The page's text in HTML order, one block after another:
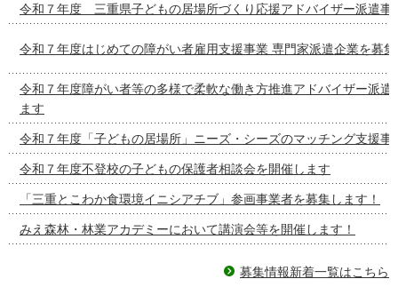
令和７年度 三重県子どもの居場所づくり応援アドバイザー派遣事
令和７年度はじめての障がい者雇用支援事業 専門家派遣企業を募
令和７年度障がい者等の多様で柔軟な働き方推進アドバイザー派遣
ます
令和７年度「子どもの居場所」ニーズ・シーズのマッチング支援事
令和７年度不登校の子どもの保護者相談会を開催します
「三重とこわか食環境イニシアチブ」参画事業者を募集します！
みえ森林・林業アカデミーにおいて講演会等を開催します！
募集情報新着一覧はこちら